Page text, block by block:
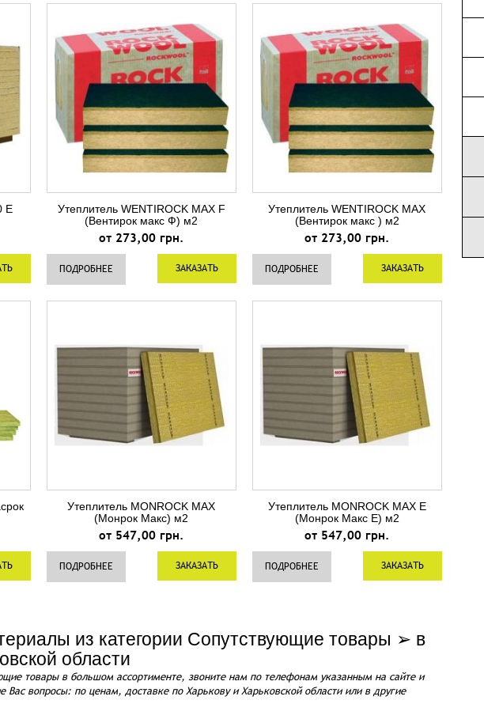
E
Утеплитель WENTIROCK MAX F
(Вентирок макс Ф) м2
от 273,00 грн.
ЗАКАЗАТЬ
ПОДРОБНЕЕ
Утеплитель WENTIROCK MAX
(Вентирок макс ) м2
от 273,00 грн.
ЗАКАЗАТЬ
ПОДРОБНЕЕ
Утеплитель MONROCK MAX
(Монрок Макс) м2
от 547,00 грн.
ЗАКАЗАТЬ
ПОДРОБНЕЕ
Утеплитель MONROCK MAX Е
(Монрок Макс Е) м2
от 547,00 грн.
ЗАКАЗАТЬ
ПОДРОБНЕЕ
из категории Сопутствующие товары ➢ в
области
товары в большом ассортименте, звоните нам по телефонам указанным на сайте и
вопросы: по ценам, доставке по Харькову и Харьковской области или в другие